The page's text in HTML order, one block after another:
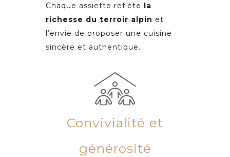
Chaque assiette reflète la
richesse du terroir alpin et
l’envie de proposer une cuisine
sincère et authentique.
Convivialité et
générosité